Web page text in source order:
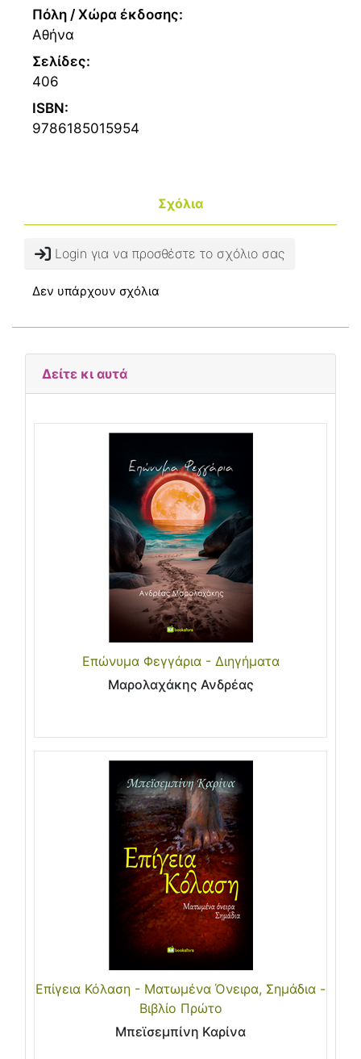
Πόλη / Χώρα έκδοσης:
Αθήνα
Σελίδες:
406
ISBN:
9786185015954
Σχόλια
Login για να προσθέστε το σχόλιο σας
Δεν υπάρχουν σχόλια
Δείτε κι αυτά
Επώνυμα Φεγγάρια - Διηγήματα
Μαρολαχάκης Ανδρέας
Επίγεια Κόλαση - Ματωμένα Όνειρα, Σημάδια -
Βιβλίο Πρώτο
Μπεϊσεμπίνη Καρίνα